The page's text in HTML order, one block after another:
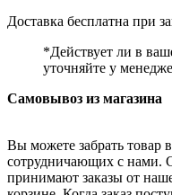
Доставка бесплатна при
*Действует ли в
уточняйте у
Самовывоз из магазина
Вы можете забрать товар
сотрудничающих с нами.
принимают заказы от